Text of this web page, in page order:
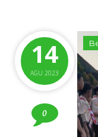
14
AGU 2023
0